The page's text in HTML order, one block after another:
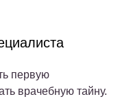
первую
врачебную тайну.